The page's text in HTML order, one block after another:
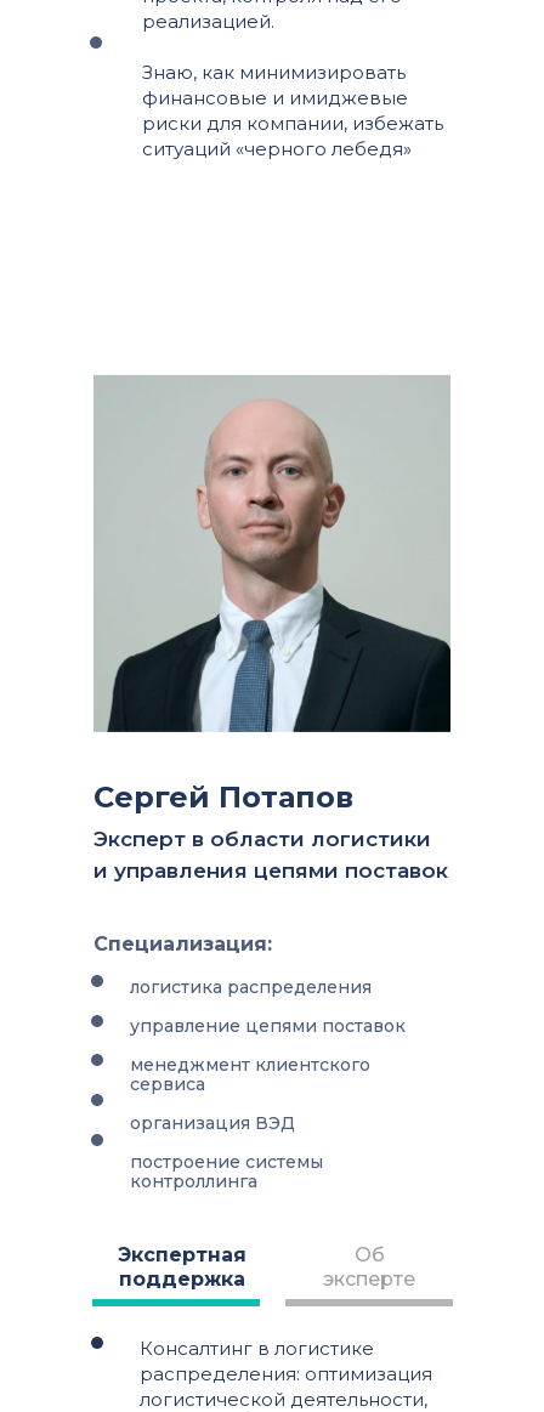
реализацией.
Знаю, как минимизировать
финансовые и имиджевые
риски для компании, избежать
ситуаций «черного лебедя»
Консалтинг в логистике
распределения: оптимизация
логистической деятельности,
Сергей Потапов
Эксперт в области логистики
и управления цепями поставок
Специализация:
логистика распределения
управление цепями поставок
менеджмент клиентского
сервиса
организация ВЭД
построение системы
контроллинга
Экспертная
поддержка
Об
эксперте